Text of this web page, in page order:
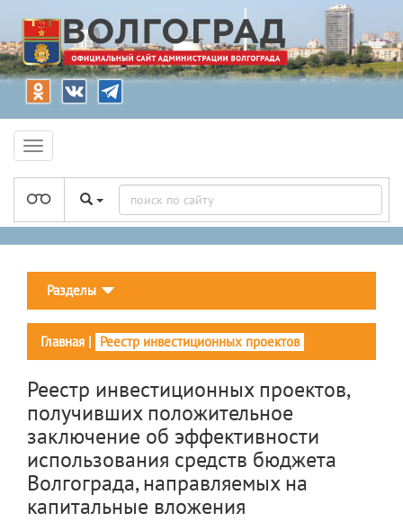
Разделы
Главная | Реестр инвестиционных проектов
Реестр инвестиционных проектов,
получивших положительное
заключение об эффективности
использования средств бюджета
Волгограда, направляемых на
капитальные вложения